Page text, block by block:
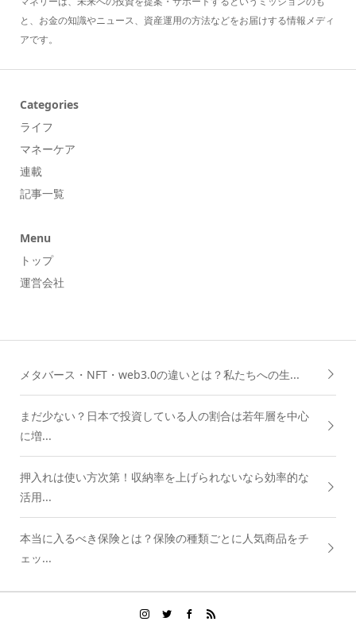
と、お金の知識やニュース、資産運用の方法などをお届けする情報メディ
アです。
Categories
ライフ
マネーケア
連載
記事一覧
Menu
トップ
運営会社
メタバース・NFT・web3.0の違いとは？私たちへの生...
まだ少ない？日本で投資している人の割合は若年層を中心
に増...
押入れは使い方次第！収納率を上げられないなら効率的な
活用...
本当に入るべき保険とは？保険の種類ごとに人気商品をチ
ェッ...